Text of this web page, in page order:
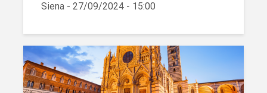
Siena - 27/09/2024 - 15:00